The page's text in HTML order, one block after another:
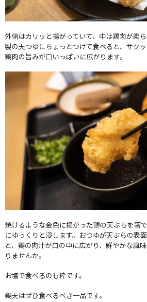
外側はカリッと揚がっていて、中は鶏肉が柔
製の天つゆにちょっとつけて食べると、サク
鶏肉の旨みが口いっぱいに広がります。
焼けるような金色に揚がった鶏の天ぷらを箸
にゆっくりと浸します。おつゆが天ぷらの表
と、鶏の肉汁が口の中に広がり、鮮やかな風
りませんか。
お塩で食べるのも粋です。
鶏天はぜひ食べるべき一品です。